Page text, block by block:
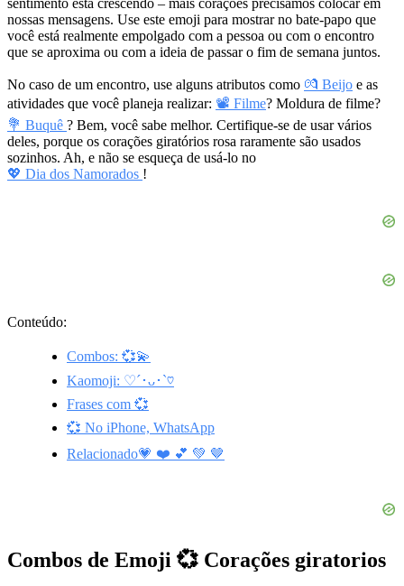
nossas mensagens. Use este emoji para mostrar no bate-papo que
você está realmente empolgado com a pessoa ou com o encontro
que se aproxima ou com a ideia de passar o fim de semana juntos.
No caso de um encontro, use alguns atributos como 💏 Beijo e as
atividades que você planeja realizar: 📽 Filme? Moldura de filme?
💐 Buquê ? Bem, você sabe melhor. Certifique-se de usar vários
deles, porque os corações giratórios rosa raramente são usados
sozinhos. Ah, e não se esqueça de usá-lo no
💖 Dia dos Namorados !
Conteúdo:
Combos: 💞💫
Kaomoji: ♡´･ᴗ･`♡
Frases com 💞
💞 No iPhone, WhatsApp
Relacionado💗 ❤️ 💕 💚 🤎
Combos de Emoji 💞 Corações giratorios